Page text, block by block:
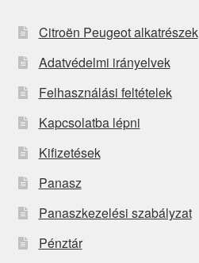
Citroën Peugeot alkatrészek
Adatvédelmi irányelvek
Felhasználási feltételek
Kapcsolatba lépni
Kifizetések
Panasz
Panaszkezelési szabályzat
Pénztár